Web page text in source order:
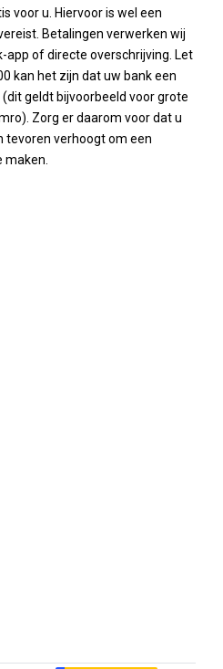
voor u. Hiervoor is wel een
Betalingen verwerken wij
app of directe overschrijving. Let
kan het zijn dat uw bank een
geldt bijvoorbeeld voor grote
Zorg er daarom voor dat u
tevoren verhoogt om een